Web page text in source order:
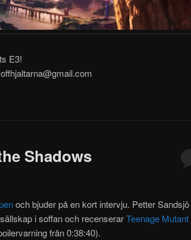
E3!
Shadows
och bjuder på en kort intervju. Petter Sandsjö
i soffan och recenserarTeenage Mutant
från 0:38:40).